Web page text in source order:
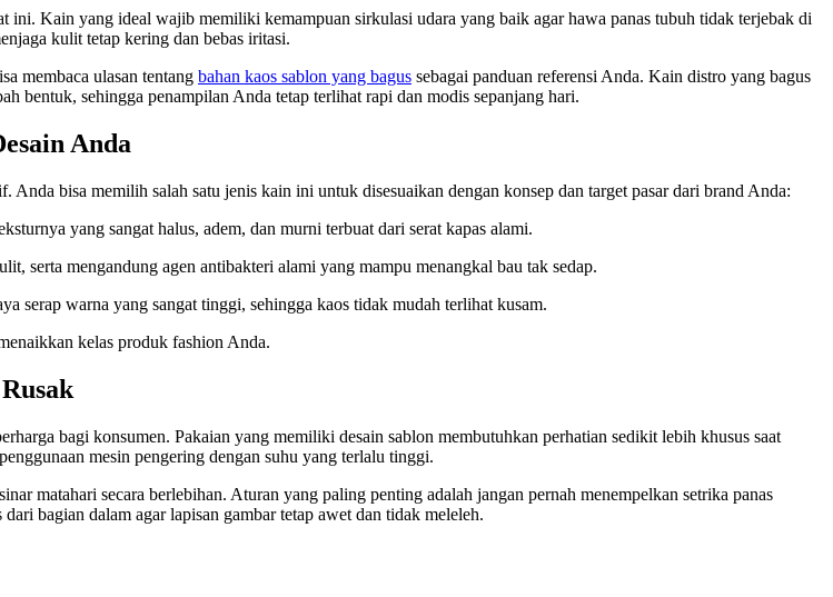
ini. Kain yang ideal wajib memiliki kemampuan sirkulasi udara yang baik agar hawa panas tubuh tidak terjebak di
kulit tetap kering dan bebas iritasi.
membaca ulasan tentang bahan kaos sablon yang bagus sebagai panduan referensi Anda. Kain distro yang bagus
bentuk, sehingga penampilan Anda tetap terlihat rapi dan modis sepanjang hari.
Anda
bisa memilih salah satu jenis kain ini untuk disesuaikan dengan konsep dan target pasar dari brand Anda:
yang sangat halus, adem, dan murni terbuat dari serat kapas alami.
serta mengandung agen antibakteri alami yang mampu menangkal bau tak sedap.
serap warna yang sangat tinggi, sehingga kaos tidak mudah terlihat kusam.
kelas produk fashion Anda.
bagi konsumen. Pakaian yang memiliki desain sablon membutuhkan perhatian sedikit lebih khusus saat
mesin pengering dengan suhu yang terlalu tinggi.
matahari secara berlebihan. Aturan yang paling penting adalah jangan pernah menempelkan setrika panas
bagian dalam agar lapisan gambar tetap awet dan tidak meleleh.